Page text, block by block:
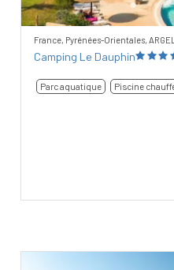
France, Pyrénées-Orientales,
Camping Le Dauphin
Parc aquatique Piscine